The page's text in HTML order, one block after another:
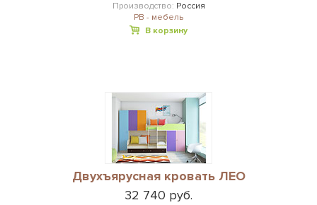
Производство: Россия
РВ - мебель
В корзину
Двухъярусная кровать ЛЕО
32 740 руб.